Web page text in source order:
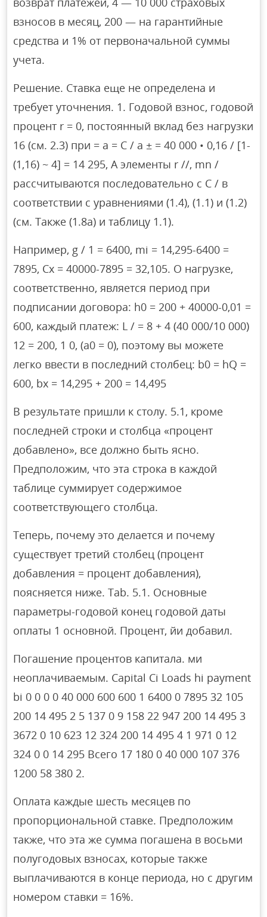
взносов в месяц, 200 — на гарантийные
средства и 1% от первоначальной суммы
учета.
Решение. Ставка еще не определена и
требует уточнения. 1. Годовой взнос, годовой
процент r = 0, постоянный вклад без нагрузки
16 (см. 2.3) при = a = С / а ± = 40 000 • 0,16 / [1-
(1,16) ~ 4] = 14 295, А элементы r //, mn /
рассчитываются последовательно с C / в
соответствии с уравнениями (1.4), (1.1) и (1.2)
(см. Также (1.8a) и таблицу 1.1).
Например, g / 1 = 6400, mi = 14,295-6400 =
7895, Cx = 40000-7895 = 32,105. О нагрузке,
соответственно, является период при
подписании договора: h0 = 200 + 40000-0,01 =
600, каждый платеж: L / = 8 + 4 (40 000/10 000)
12 = 200, 1 0, (a0 = 0), поэтому вы можете
легко ввести в последний столбец: b0 = hQ =
600, bx = 14,295 + 200 = 14,495
В результате пришли к столу. 5.1, кроме
последней строки и столбца «процент
добавлено», все должно быть ясно.
Предположим, что эта строка в каждой
таблице суммирует содержимое
соответствующего столбца.
Теперь, почему это делается и почему
существует третий столбец (процент
добавления = процент добавления),
поясняется ниже. Tab. 5.1. Основные
параметры-годовой конец годовой даты
оплаты 1 основной. Процент, йи добавил.
Погашение процентов капитала. ми
неоплачиваемым. Capital Ci Loads hi payment
bi 0 0 0 0 40 000 600 600 1 6400 0 7895 32 105
200 14 495 2 5 137 0 9 158 22 947 200 14 495 3
3672 0 10 623 12 324 200 14 495 4 1 971 0 12
324 0 0 14 295 Всего 17 180 0 40 000 107 376
1200 58 380 2.
Оплата каждые шесть месяцев по
пропорциональной ставке. Предположим
также, что эта же сумма погашена в восьми
полугодовых взносах, которые также
выплачиваются в конце периода, но с другим
номером ставки = 16%.